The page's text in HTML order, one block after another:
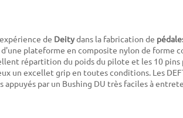
de Deitydans la fabrication de
plateforme en composite nylon de forme
répartition du poids du pilote et les 10 pins
un excellet grip en toutes conditions. Les
par un Bushing DU très faciles à